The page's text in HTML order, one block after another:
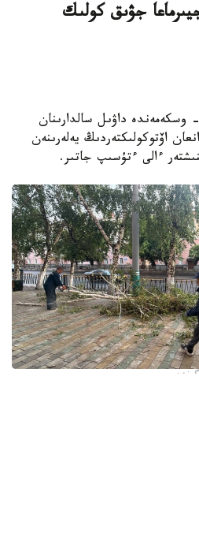
جۋىق كولىك
وسكەمەن. KAZINFORM - وسكەمەندە داۋىل سالدارىنان
اۆتوكولىكتەردىڭ يەلەرىنەن
ءالى ءتۇسىپ جاتىر.